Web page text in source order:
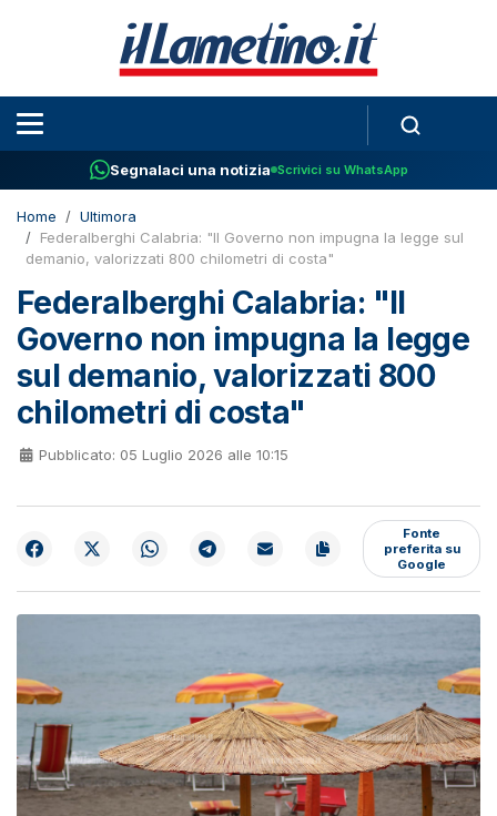
Segnalaci una notizia Scrivici su WhatsApp
Home
Ultimora
Federalberghi Calabria: "Il Governo non impugna la legge sul
demanio, valorizzati 800 chilometri di costa"
Federalberghi Calabria: "Il
Governo non impugna la legge
sul demanio, valorizzati 800
chilometri di costa"
Pubblicato: 05 Luglio 2026 alle 10:15
Fonte
preferita su
Google